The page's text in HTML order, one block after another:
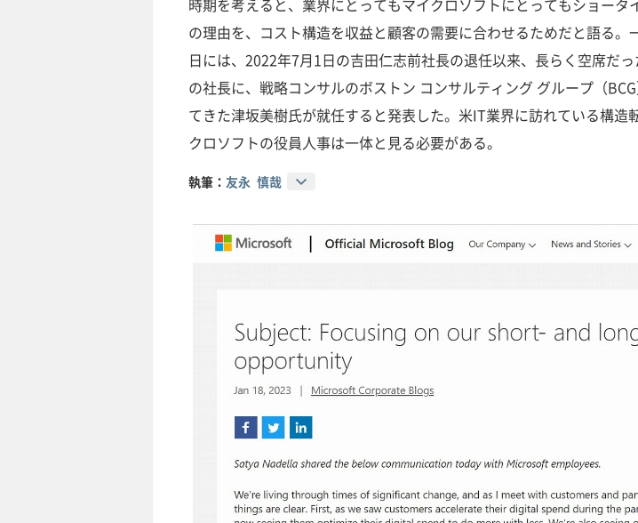
時期を考えると、業界にとってもマイクロソフトにとってもショータ
の理由を、コスト構造を収益と顧客の需要に合わせるためだと語る。
日には、2022年7月1日の吉田仁志前社長の退任以来、長らく空席だ
の社長に、戦略コンサルのボストン コンサルティング グループ（
てきた津坂美樹氏が就任すると発表した。米IT業界に訪れている構造
クロソフトの役員人事は一体と見る必要がある。
執筆： 友永 慎哉